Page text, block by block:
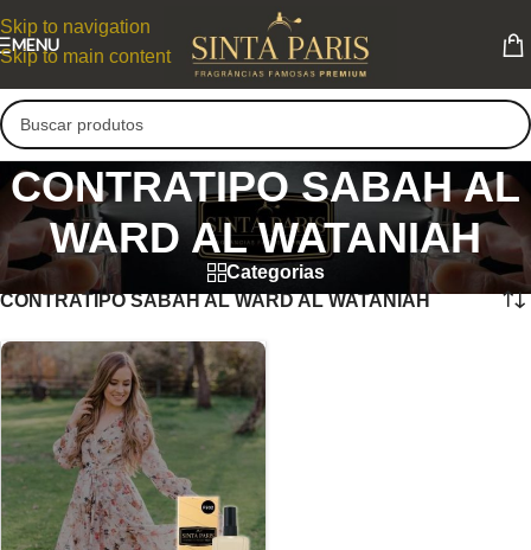
Skip to navigation
Skip to main content
MENU
CONTRATIPO SABAH AL
WARD AL WATANIAH
Categorias
CONTRATIPO SABAH AL WARD AL WATANIAH